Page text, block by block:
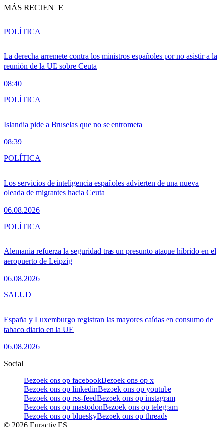
MÁS RECIENTE
La derecha arremete contra los ministros españoles por no asistir a la
reunión de la UE sobre Ceuta
08:40
POLÍTICA
Islandia pide a Bruselas que no se entrometa
08:39
POLÍTICA
Los servicios de inteligencia españoles advierten de una nueva
oleada de migrantes hacia Ceuta
06.08.2026
POLÍTICA
Alemania refuerza la seguridad tras un presunto ataque híbrido en el
aeropuerto de Leipzig
06.08.2026
POLÍTICA
España y Luxemburgo registran las mayores caídas en consumo de
tabaco diario en la UE
06.08.2026
SALUD
Social
Bezoek ons op facebookBezoek ons op x
Bezoek ons op linkedinBezoek ons op youtube
Bezoek ons op rss-feedBezoek ons op instagram
Bezoek ons op mastodonBezoek ons op telegram
Bezoek ons op blueskyBezoek ons op threads
© 2026 Euractiv ES